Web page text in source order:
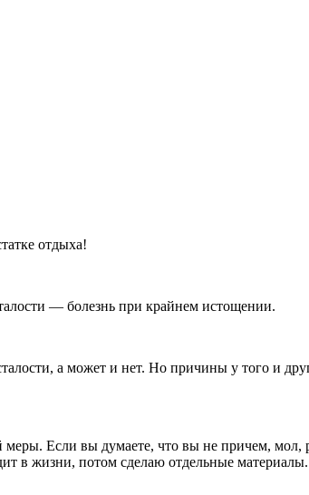
отдыха!
— болезнь при крайнем истощении.
а может и нет. Но причины у того и
меры. Если вы думаете, что вы не причем, мол,
в жизни, потом сделаю отдельные материалы.